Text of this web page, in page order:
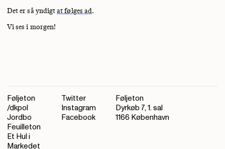
Det er så yndigtat følges ad.
Vi ses i morgen!
Føljeton
/dkpol
Jordbo
Feuilleton
Et Hul i
Markedet
Twitter
Instagram
Facebook
Føljeton
Dyrkøb 7, 1. sal
1166 København